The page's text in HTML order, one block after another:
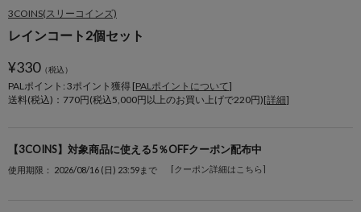
3COINS(スリーコインズ)
レインコート2個セット
¥330（税込）
PALポイント: 3ポイント獲得 [PALポイントについて]
送料(税込)：770円(税込5,000円以上のお買い上げで220円)[詳細]
【3COINS】対象商品に使える5％OFFクーポン配布中
使用期限： 2026/08/16 (日) 23:59まで [クーポン詳細はこちら]